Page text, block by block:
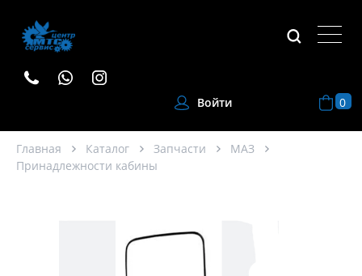
Войти 0
Главная Каталог Запчасти
МАЗ
Принадлежности кабины